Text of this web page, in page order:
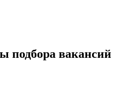
подбора вакансий